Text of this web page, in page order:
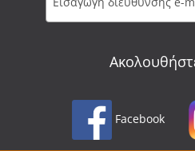
Facebook